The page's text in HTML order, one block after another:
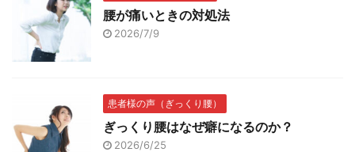
腰が痛いときの対処法
2026/7/9
患者様の声（ぎっくり腰）
ぎっくり腰はなぜ癖になるのか？
2026/6/25